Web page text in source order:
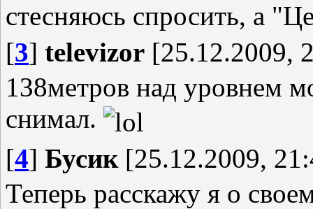
стесняюсь спросить, а
[3] televizor [25.12.2009,
138метров над уровнем
снимал.
[4] Бусик[25.12.2009,
Теперь расскажу я о